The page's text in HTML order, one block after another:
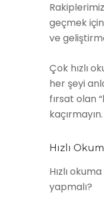
geçmek için
ve
Çok hızlı
her şeyi
fırsat olan
kaçırmayın.
Hızlı
Hızlı
yapmalı?